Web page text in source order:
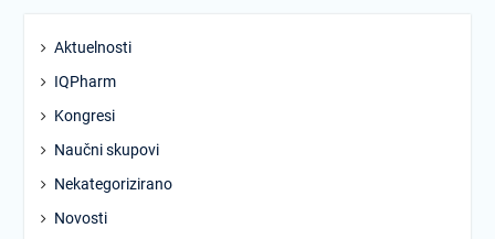
Aktuelnosti
IQPharm
Kongresi
Naučni skupovi
Nekategorizirano
Novosti